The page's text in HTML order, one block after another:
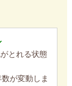
とれる状態
が変動しま